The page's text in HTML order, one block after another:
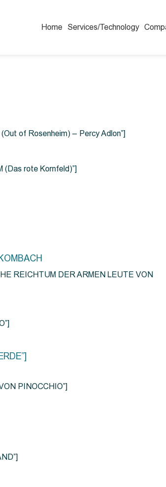
Home Services/Technology
of Rosenheim) – Percy Adlon”]
(Das rote Kornfeld)”]
REICHTUM DER ARMEN LEUTE VON
PINOCCHIO”]